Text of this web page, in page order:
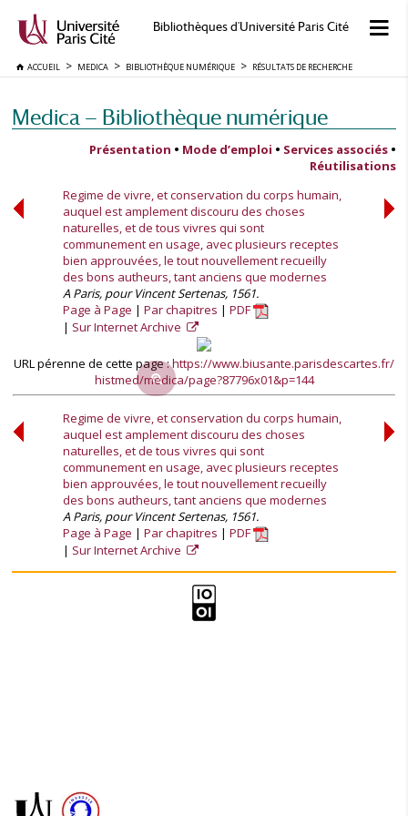
Bibliothèques d'Université Paris Cité
ACCUEIL MEDICA BIBLIOTHÈQUE NUMÉRIQUE RÉSULTATS DE RECHERCHE
Medica — Bibliothèque numérique
Présentation • Mode d’emploi • Services associés •
Réutilisations
Regime de vivre, et conservation du corps humain,
auquel est amplement discouru des choses
naturelles, et de tous vivres qui sont
communement en usage, avec plusieurs receptes
bien approuvées, le tout nouvellement recueilly
des bons autheurs, tant anciens que modernes
A Paris, pour Vincent Sertenas, 1561.
Page à Page
Par chapitres
PDF
Sur Internet Archive
URL pérenne de cette page :https://www.biusante.parisdescartes.fr/
histmed/medica/page?87796x01&p=144
Regime de vivre, et conservation du corps humain,
auquel est amplement discouru des choses
naturelles, et de tous vivres qui sont
communement en usage, avec plusieurs receptes
bien approuvées, le tout nouvellement recueilly
des bons autheurs, tant anciens que modernes
A Paris, pour Vincent Sertenas, 1561.
Page à Page
Par chapitres
PDF
Sur Internet Archive